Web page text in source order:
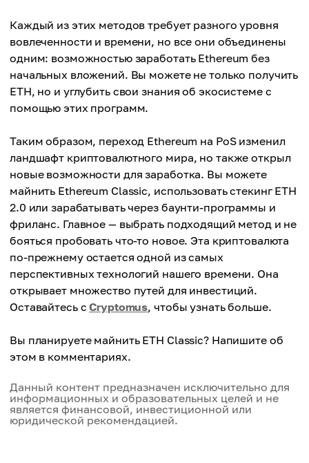
Каждый из этих методов требует разного уровня
вовлеченности и времени, но все они объединены
одним: возможностью заработать Ethereum без
начальных вложений. Вы можете не только получить
ETH, но и углубить свои знания об экосистеме с
помощью этих программ.
Таким образом, переход Ethereum на PoS изменил
ландшафт криптовалютного мира, но также открыл
новые возможности для заработка. Вы можете
майнить Ethereum Classic, использовать стекинг ETH
2.0 или зарабатывать через баунти-программы и
фриланс. Главное — выбрать подходящий метод и не
бояться пробовать что-то новое. Эта криптовалюта
по-прежнему остается одной из самых
перспективных технологий нашего времени. Она
открывает множество путей для инвестиций.
Оставайтесь сCryptomus, чтобы узнать больше.
Вы планируете майнить ETH Classic? Напишите об
этом в комментариях.
Данный контент предназначен исключительно для
информационных и образовательных целей и не
является финансовой, инвестиционной или
юридической рекомендацией.